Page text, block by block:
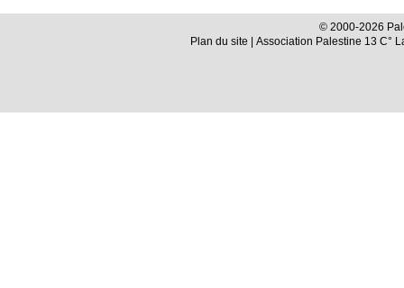
© 2000-2026
Plan du site | Association Palestine 13 C°